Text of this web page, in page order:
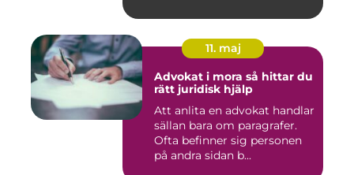
11. maj
Advokat i mora så hittar du
rätt juridisk hjälp
Att anlita en advokat handlar
sällan bara om paragrafer.
Ofta befinner sig personen
på andra sidan b...